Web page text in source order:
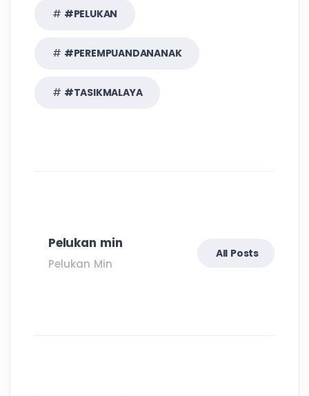
#PELUKAN
#PEREMPUANDANANAK
#TASIKMALAYA
Pelukan min
Pelukan Min
All Posts